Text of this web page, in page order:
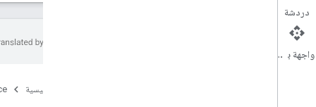
الصفحة الرئيسية
دردشة
واجهة برمجة التطبيقات